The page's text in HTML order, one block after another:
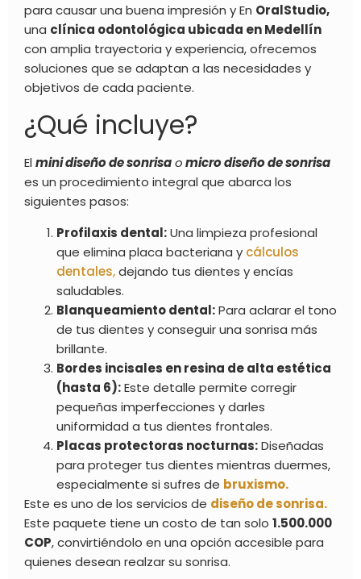
para causar una buena impresión y En OralStudio,
una clínica odontológica ubicada en Medellín
con amplia trayectoria y experiencia, ofrecemos
soluciones que se adaptan a las necesidades y
objetivos de cada paciente.
¿Qué incluye?
El mini diseño de sonrisaomicro diseño de sonrisa
es un procedimiento integral que abarca los
siguientes pasos:
Profilaxis dental:Una limpieza profesional
que elimina placa bacteriana y cálculos
dentales,dejando tus dientes y encías
saludables.
Blanqueamiento dental:Para aclarar el tono
de tus dientes y conseguir una sonrisa más
brillante.
Bordes incisales en resina de alta estética
(hasta 6):Este detalle permite corregir
pequeñas imperfecciones y darles
uniformidad a tus dientes frontales.
Placas protectoras nocturnas:Diseñadas
para proteger tus dientes mientras duermes,
especialmente si sufres de bruxismo.
Este es uno de los servicios de diseño de sonrisa.
Este paquete tiene un costo de tan solo 1.500.000
COP, convirtiéndolo en una opción accesible para
quienes desean realzar su sonrisa.